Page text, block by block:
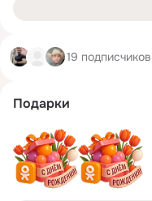
19 подписчиков
Подарки